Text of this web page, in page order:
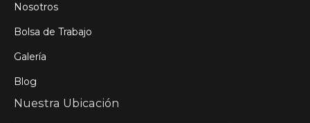
Nosotros
Bolsa de Trabajo
Galería
Blog
Nuestra Ubicación